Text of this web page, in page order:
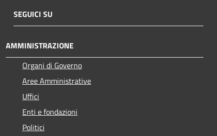
SEGUICI SU
AMMINISTRAZIONE
Organi di Governo
Aree Amministrative
Uffici
Enti e fondazioni
Politici